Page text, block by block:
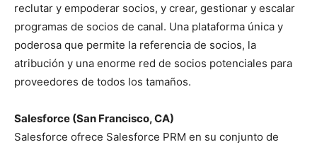
reclutar y empoderar socios, y crear, gestionar y escalar
programas de socios de canal. Una plataforma única y
poderosa que permite la referencia de socios, la
atribución y una enorme red de socios potenciales para
proveedores de todos los tamaños.
Salesforce (San Francisco, CA)
Salesforce ofrece Salesforce PRM en su conjunto de